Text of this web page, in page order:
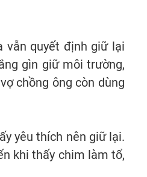
vẫn quyết định giữ lại
gìn giữ môi trường,
chồng ông còn dùng
yêu thích nên giữ lại.
khi thấy chim làm tổ,